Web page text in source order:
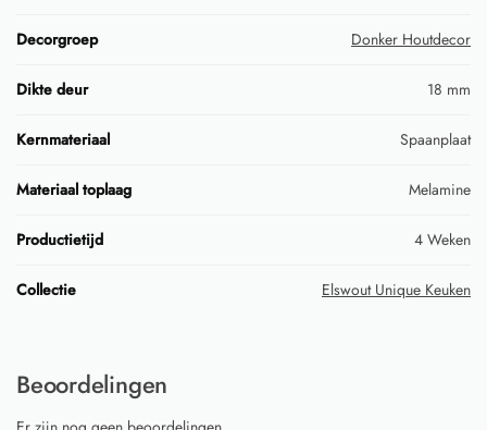
Decorgroep Donker Houtdecor
Dikte deur 18 mm
Kernmateriaal Spaanplaat
Materiaal toplaag Melamine
Productietijd 4 Weken
Collectie Elswout Unique Keuken
Beoordelingen